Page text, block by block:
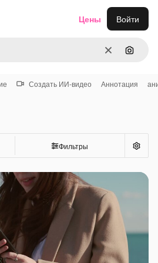
ОчиститьПоиск
Цены Войти
Создать ИИ-видео Аннотация
Фильтры